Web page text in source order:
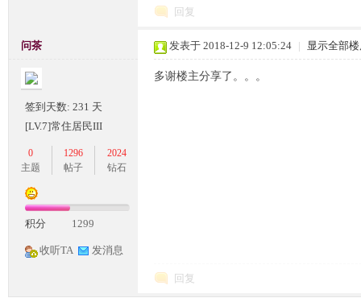
龙,
回复
问茶
签到天数: 231 天
[LV.7]常住居民III
0
主题
1296
帖子
2024
钻石
积分 1299
收听TA 发消息
发表于 2018-12-9 12:05:24 | 显示全部
多谢楼主分享了。。。
回复